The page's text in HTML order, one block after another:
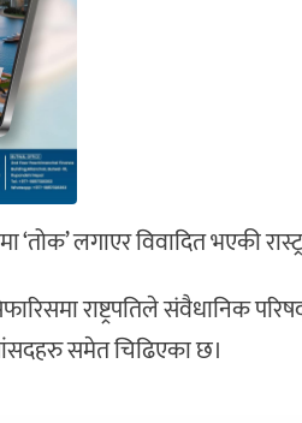
लगाएर विवादित भएकी
राष्ट्रपतिले संवैधानिक
समेत चिढिएका छ।